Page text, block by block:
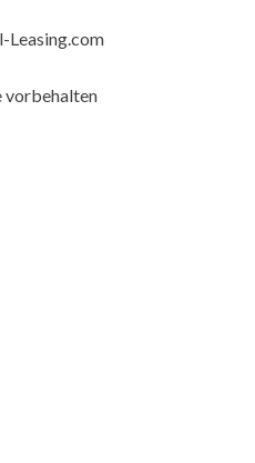
vorbehalten